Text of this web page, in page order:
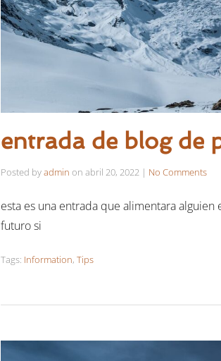
entrada de blog de
Posted byadmin on abril 20, 2022 | No Comments
esta es una entrada que alimentara
futuro si
Tags: Information, Tips